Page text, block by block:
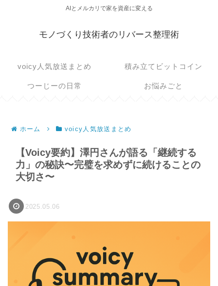
AIとメルカリで家を資産に変える
モノづくり技術者のリバース整理術
voicy人気放送まとめ 積み立てビットコイン
つーじーの日常 お悩みごと
ホーム voicy人気放送まとめ
【Voicy要約】澤円さんが語る「継続する
力」の秘訣〜完璧を求めずに続けることの
大切さ〜
2025.05.06